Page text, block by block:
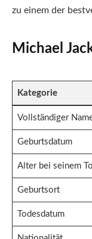
zu einem der
Michael
Kategorie
Vollständiger
Geburtsdatum
Alter bei seinem
Geburtsort
Todesdatum